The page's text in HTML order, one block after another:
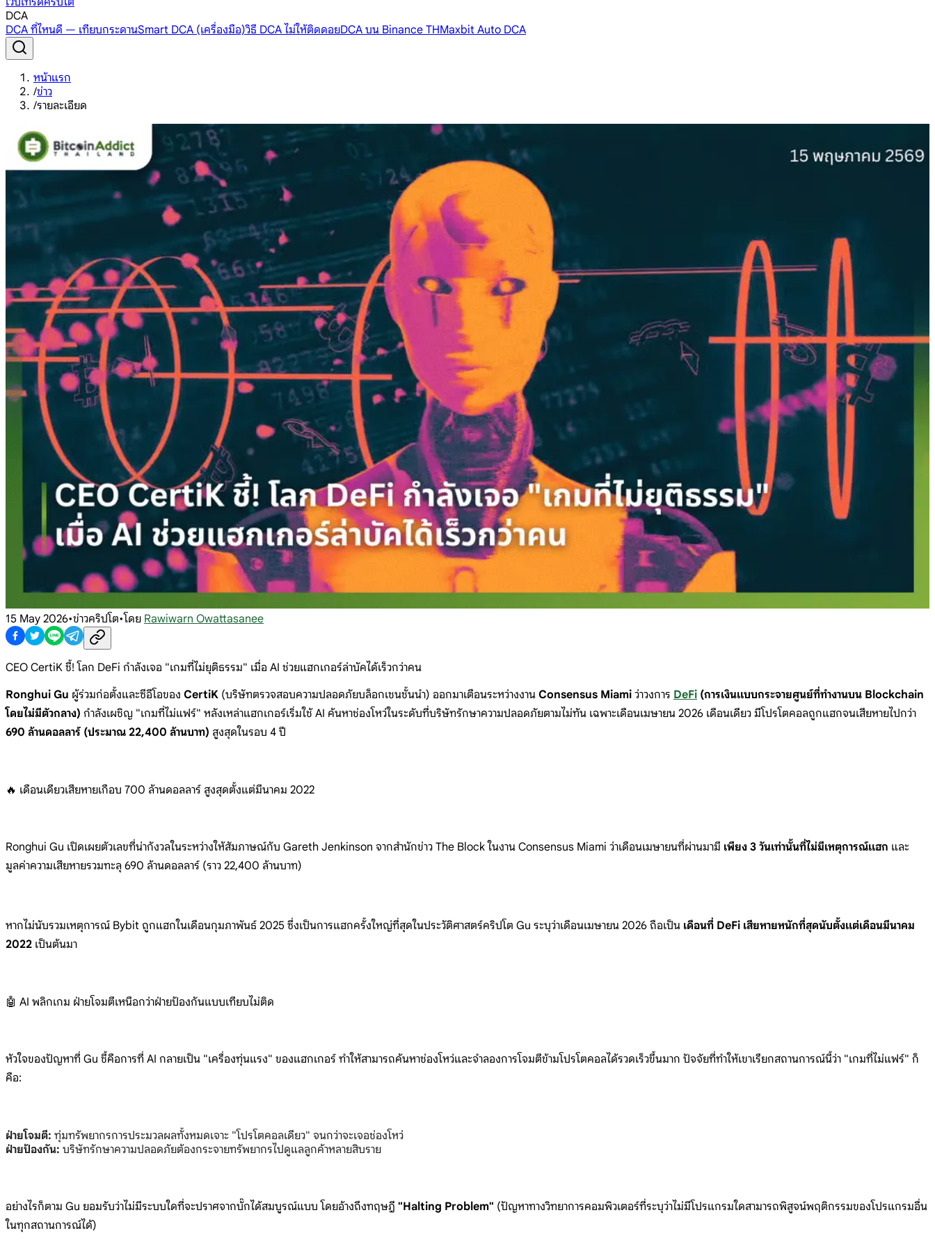
DCA
DCA ที่ไหนดี — เทียบกระดานSmart DCA (เครื่องมือ)วิธี DCA ไม่ให้ติดดอยDCA บน Binance THMaxbit Auto DCA
หน้าแรก
/ข่าว
/รายละเอียด
15 May 2026•ข่าวคริปโต•โดย Rawiwarn Owattasanee
CEO CertiK ชี้! โลก DeFi กำลังเจอ "เกมที่ไม่ยุติธรรม" เมื่อ AI ช่วยแฮกเกอร์ล่าบัคได้เร็วกว่าคน
Ronghui Gu ผู้ร่วมก่อตั้งและซีอีโอของ CertiK (บริษัทตรวจสอบความปลอดภัยบล็อกเชนชั้นนำ) ออกมาเตือนระหว่างงาน Consensus Miami ว่าวงการ DeFi (การเงินแบบกระจายศูนย์ที่ทำงานบน Blockchain
โดยไม่มีตัวกลาง) กำลังเผชิญ "เกมที่ไม่แฟร์" หลังเหล่าแฮกเกอร์เริ่มใช้ AI ค้นหาช่องโหว่ในระดับที่บริษัทรักษาความปลอดภัยตามไม่ทัน เฉพาะเดือนเมษายน 2026 เดือนเดียว มีโปรโตคอลถูกแฮกจนเสียหายไปกว่า
690 ล้านดอลลาร์ (ประมาณ 22,400 ล้านบาท) สูงสุดในรอบ 4 ปี
🔥 เดือนเดียวเสียหายเกือบ 700 ล้านดอลลาร์ สูงสุดตั้งแต่มีนาคม 2022
Ronghui Gu เปิดเผยตัวเลขที่น่ากังวลในระหว่างให้สัมภาษณ์กับ Gareth Jenkinson จากสำนักข่าว The Block ในงาน Consensus Miami ว่าเดือนเมษายนที่ผ่านมามี เพียง 3 วันเท่านั้นที่ไม่มีเหตุการณ์แฮก และ
มูลค่าความเสียหายรวมทะลุ 690 ล้านดอลลาร์ (ราว 22,400 ล้านบาท)
หากไม่นับรวมเหตุการณ์ Bybit ถูกแฮกในเดือนกุมภาพันธ์ 2025 ซึ่งเป็นการแฮกครั้งใหญ่ที่สุดในประวัติศาสตร์คริปโต Gu ระบุว่าเดือนเมษายน 2026 ถือเป็น เดือนที่ DeFi เสียหายหนักที่สุดนับตั้งแต่เดือนมีนาคม
2022 เป็นต้นมา
🤖 AI พลิกเกม ฝ่ายโจมตีเหนือกว่าฝ่ายป้องกันแบบเทียบไม่ติด
หัวใจของปัญหาที่ Gu ชี้คือการที่ AI กลายเป็น "เครื่องทุ่นแรง" ของแฮกเกอร์ ทำให้สามารถค้นหาช่องโหว่และจำลองการโจมตีข้ามโปรโตคอลได้รวดเร็วขึ้นมาก ปัจจัยที่ทำให้เขาเรียกสถานการณ์นี้ว่า "เกมที่ไม่แฟร์" ก็
คือ:
ฝ่ายโจมตี: ทุ่มทรัพยากรการประมวลผลทั้งหมดเจาะ "โปรโตคอลเดียว" จนกว่าจะเจอช่องโหว่
ฝ่ายป้องกัน: บริษัทรักษาความปลอดภัยต้องกระจายทรัพยากรไปดูแลลูกค้าหลายสิบราย
อย่างไรก็ตาม Gu ยอมรับว่าไม่มีระบบใดที่จะปราศจากบั๊กได้สมบูรณ์แบบ โดยอ้างถึงทฤษฎี "Halting Problem" (ปัญหาทางวิทยาการคอมพิวเตอร์ที่ระบุว่าไม่มีโปรแกรมใดสามารถพิสูจน์พฤติกรรมของโปรแกรมอื่น
ในทุกสถานการณ์ได้)